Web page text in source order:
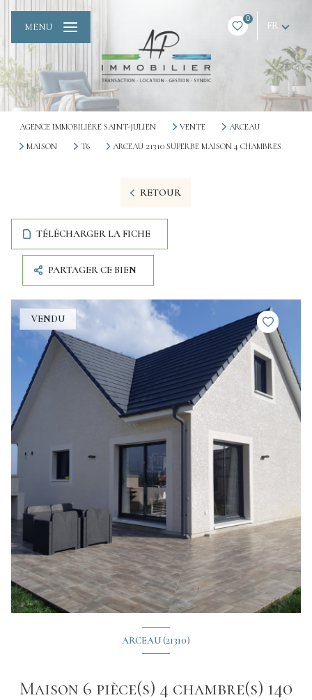
0
FR
MENU
AGENCE IMMOBILIÈRE SAINT-JULIEN VENTE
ARCEAU
MAISON
T6 ARCEAU 21310 SUPERBE MAISON 4 CHAMBRES
RETOUR
TÉLÉCHARGER LA FICHE
PARTAGER CE BIEN
VENDU
ARCEAU (21310)
Maison 6 pièce(s) 4 chambre(s) 140